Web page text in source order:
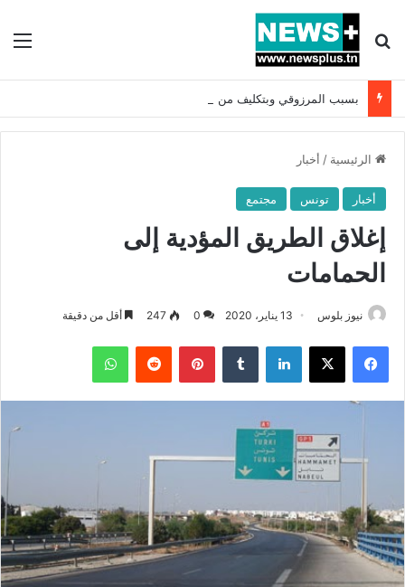
بحث عن
الرئيسية / أخبار
أخبار تونس مجتمع
إغلاق الطريق المؤدية إلى
الحمامات
نيوز بلوس 13 يناير، 2020 0
247 أقل من دقيقة
فيسبوك X لينكدإن بينتيريست واتساب